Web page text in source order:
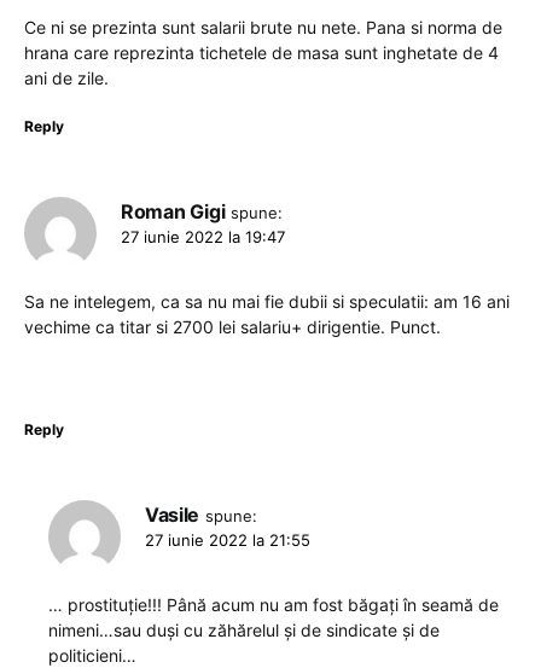
Ce ni se prezinta sunt salarii brute nu nete. Pana si norma de
hrana care reprezinta tichetele de masa sunt inghetate de 4
ani de zile.
Reply
Roman Gigi spune:
27 iunie 2022 la 19:47
Sa ne intelegem, ca sa nu mai fie dubii si speculatii: am 16 ani
vechime ca titar si 2700 lei salariu+ dirigentie. Punct.
Reply
Vasile spune:
27 iunie 2022 la 21:55
… prostituție!!! Până acum nu am fost băgați în seamă de
nimeni…sau duși cu zăhărelul și de sindicate și de
politicieni…